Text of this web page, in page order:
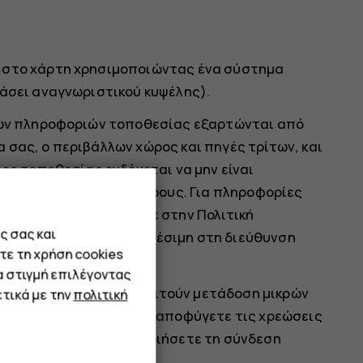
χάρτη χρησιμοποιώντας ένα σύστημα
αναγνωριστικού κυψέλης).
πληροφοριών τοποθεσίας εξαρτώνται από
ο περιβάλλων χώρος και πηγές τρίτων, και
τοποθεσίας ενδέχεται να μην είναι
ή σε υπόγειους χώρους. Για πληροφορίες
ανατρέξτε στην Πολιτική
που υπάρχει διαθέσιμη στη διεύθυνση
ενδέχεται να απαιτούν μετάδοση μικρών
Εάν θέλετε να αποφύγετε τις χρεώσεις
να απενεργοποιήσετε τη σύνδεση
σας και
τη χρήση cookies
επιλέγοντας
με τηνπολιτική